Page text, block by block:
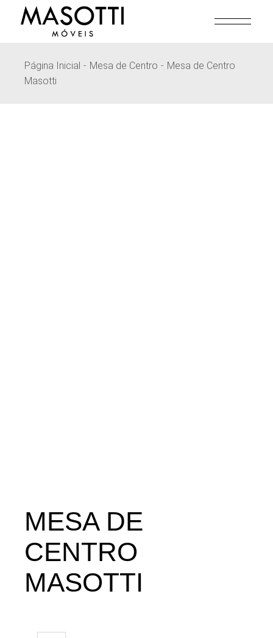
Página Inicial Mesa de Centro
Mesa de Centro
Masotti
MESA DE
CENTRO
MASOTTI